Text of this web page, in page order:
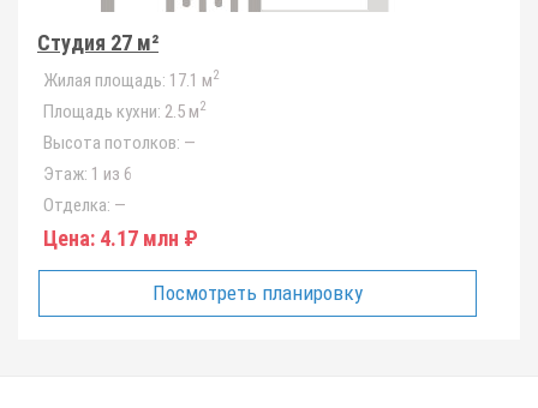
Студия 27 м²
Жилая площадь: 17.1 м2
Площадь кухни: 2.5 м2
Высота потолков: —
Этаж: 1 из 6
Отделка: —
Цена: 4.17 млн ₽
Посмотреть планировку